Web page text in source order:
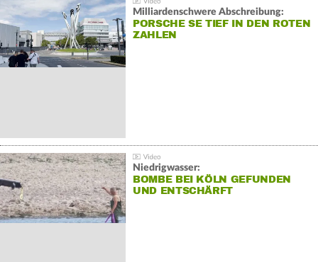
Milliardenschwere Abschreibung:
PORSCHE SE TIEF IN DEN ROTEN
ZAHLEN
Niedrigwasser:
BOMBE BEI KÖLN GEFUNDEN
UND ENTSCHÄRFT